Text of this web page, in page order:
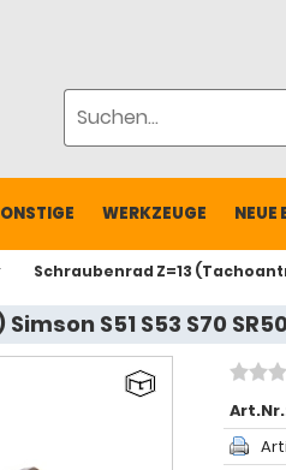
WERKZEUGE NEUE
Schraubenrad Z=13
S51 S53 S70 SR50